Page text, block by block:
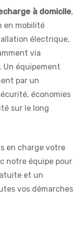
à domicile,
en mobilité
électrique,
via
. Un équipement
par un
économies
sur le long
en charge votre
notre équipe pour
et un
vos démarches